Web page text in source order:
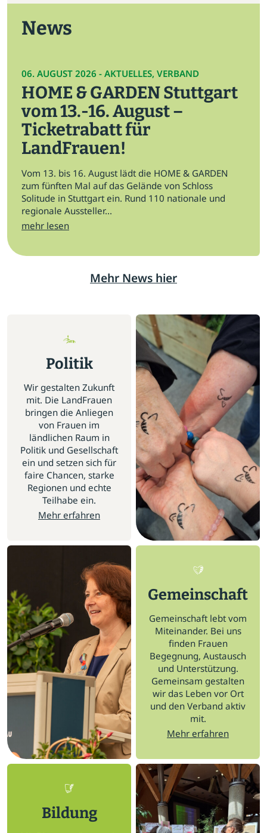
News
06. AUGUST 2026 - AKTUELLES, VERBAND
HOME & GARDEN Stuttgart
vom 13.-16. August –
Ticketrabatt für
LandFrauen!
Vom 13. bis 16. August lädt die HOME & GARDEN
zum fünften Mal auf das Gelände von Schloss
Solitude in Stuttgart ein. Rund 110 nationale und
regionale Aussteller...
mehr lesen
Mehr News hier
Politik
Wir gestalten Zukunft
mit. Die LandFrauen
bringen die Anliegen
von Frauen im
ländlichen Raum in
Politik und Gesellschaft
ein und setzen sich für
faire Chancen, starke
Regionen und echte
Teilhabe ein.
Mehr erfahren
Gemeinschaft
Gemeinschaft lebt vom
Miteinander. Bei uns
finden Frauen
Begegnung, Austausch
und Unterstützung.
Gemeinsam gestalten
wir das Leben vor Ort
und den Verband aktiv
mit.
Mehr erfahren
Bildung